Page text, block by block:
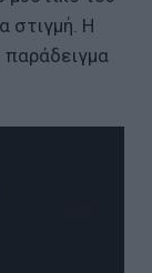
στιγμή. Η
παράδειγμα